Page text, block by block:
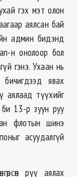
гэх мэт олон
аялсан бай
админ бидэнд
н онолоор бол
гэнэ. Ухаан нь
явах
аялаад түүхийг
би 13-р зуун руу
флотын шинэ
асуудалгүй
рүү аялах